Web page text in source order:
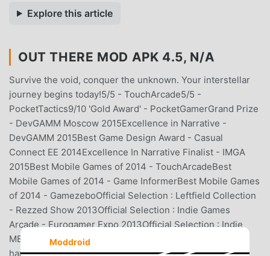
Explore this article
OUT THERE MOD APK 4.5, N/A
Survive the void, conquer the unknown. Your interstellar
journey begins today!5/5 - TouchArcade5/5 -
PocketTactics9/10 'Gold Award' - PocketGamerGrand Prize
- DevGAMM Moscow 2015Excellence in Narrative -
DevGAMM 2015Best Game Design Award - Casual
Connect EE 2014Excellence In Narrative Finalist - IMGA
2015Best Mobile Games of 2014 - TouchArcadeBest
Mobile Games of 2014 - Game InformerBest Mobile Games
of 2014 - GamezeboOfficial Selection : Leftfield Collection
- Rezzed Show 2013Official Selection : Indie Games
Arcade - Eurogamer Expo 2013Official Selection : Indie
MEGABOOTH - PAX East 2014WARNING : This game is
hard. Check the forum for strategy tips :
Moddroid